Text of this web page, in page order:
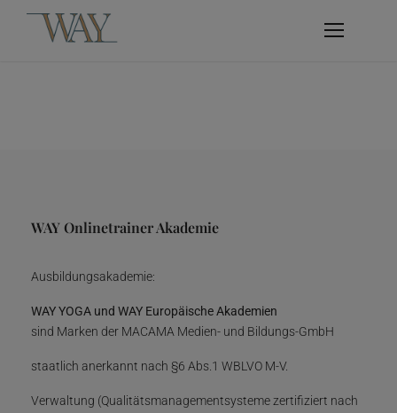
WAY Onlinetrainer Akademie
Ausbildungsakademie:
WAY YOGA und WAY Europäische Akademien
sind Marken der MACAMA Medien- und Bildungs-GmbH
staatlich anerkannt nach §6 Abs.1 WBLVO M-V.
Verwaltung (Qualitätsmanagementsysteme zertifiziert nach